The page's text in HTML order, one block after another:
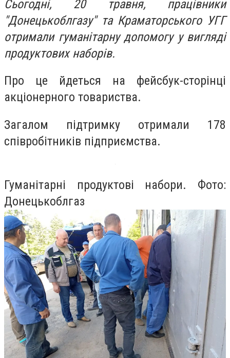
Сьогодні, 20 травня, працівники
"Донецькоблгазу" та Краматорського УГГ
отримали гуманітарну допомогу у вигляді
продуктових наборів.
Про це йдеться на фейсбук-сторінці
акціонерного товариства.
Загалом підтримку отримали 178
співробітників підприємства.
Гуманітарні продуктові набори. Фото:
Донецькоблгаз